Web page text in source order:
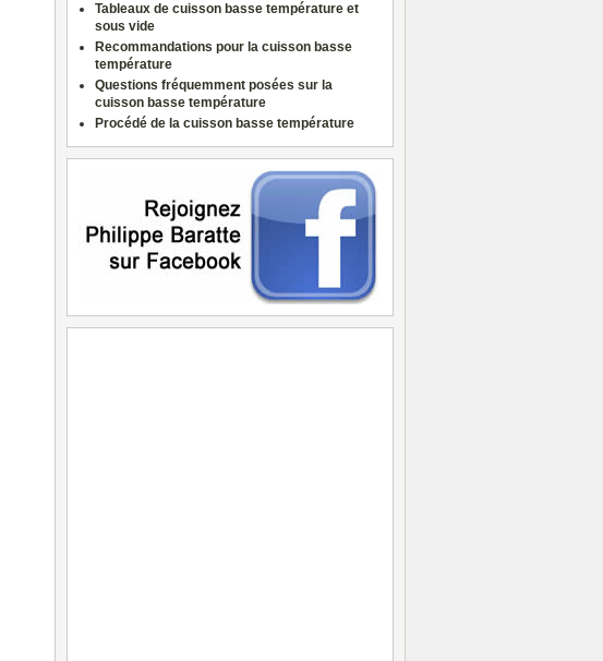
Tableaux de cuisson basse température et
sous vide
Recommandations pour la cuisson basse
température
Questions fréquemment posées sur la
cuisson basse température
Procédé de la cuisson basse température